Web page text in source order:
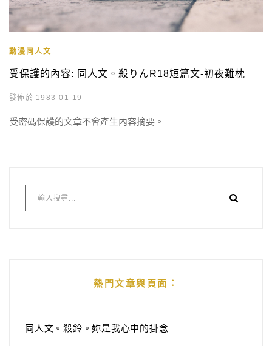
動漫同人文
受保護的內容: 同人文。殺りんR18短篇文-初夜難枕
發佈於 1983-01-19
受密碼保護的文章不會產生內容摘要。
熱門文章與頁面︰
同人文。殺鈴。妳是我心中的掛念